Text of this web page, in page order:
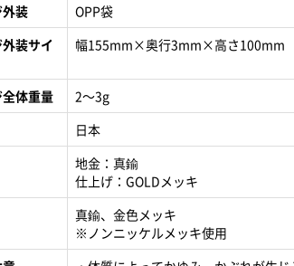
装
OPP袋
装サイ
幅155mm×奥行3mm×高さ100mm
体重量
2～3g
日本
地金：真鍮
仕上げ：GOLDメッキ
真鍮、金色メッキ
※ノンニッケルメッキ使用